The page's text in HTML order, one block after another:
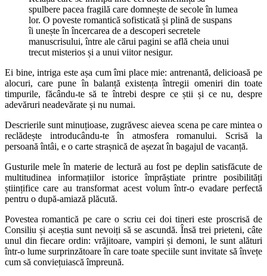
spulbere pacea fragilă care domnește de secole în lumea
lor. O poveste romantică sofisticată și plină de suspans
îi unește în încercarea de a descoperi secretele
manuscrisului, între ale cărui pagini se află cheia unui
trecut misterios și a unui viitor nesigur.
Ei bine, intriga este așa cum îmi place mie: antrenantă, delicioasă pe
alocuri, care pune în balanță existența întregii omeniri din toate
timpurile, făcându-te să te întrebi despre ce știi și ce nu, despre
adevăruri neadevărate și nu numai.
Descrierile sunt minuțioase, zugrăvesc aievea scena pe care mintea o
reclădește introducându-te în atmosfera romanului. Scrisă la
persoană întâi, e o carte strașnică de așezat în bagajul de vacanță.
Gusturile mele în materie de lectură au fost pe deplin satisfăcute de
multitudinea informațiilor istorice împrăștiate printre posibilități
științifice care au transformat acest volum într-o evadare perfectă
pentru o după-amiază plăcută.
Povestea romantică pe care o scriu cei doi tineri este proscrisă de
Consiliu și aceștia sunt nevoiți să se ascundă. Însă trei prieteni, câte
unul din fiecare ordin: vrăjitoare, vampiri și demoni, le sunt alături
într-o lume surprinzătoare în care toate speciile sunt invitate să învețe
cum să conviețuiască împreună.